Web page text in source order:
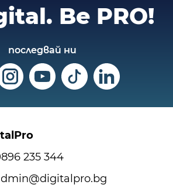
Be PRO!
последвай ни
235 344